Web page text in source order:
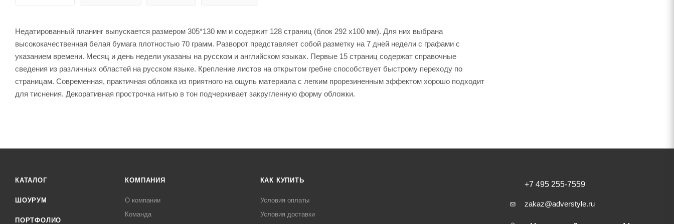
Недатированный планинг выпускается размером 305*130 мм и содержит 128 страниц (блок 292 х100 мм). Для них выбрана
высококачественная белая бумага плотностью 70 грамм. Разворот представляет собой разметку на 7 дней недели с графами с
указанием времени. Месяц и день недели указаны на русском и английском языках. Первые 15 страниц содержат справочные
сведения из различных областей на русском языке. Крепление листов на открытом гребне способствует быстрому переходу по
страницам. Современная, практичная обложка из приятного на ощупь материала с легким прорезиненным эффектом хорошо подходит
для тиснения. Декоративная прострочка нитью в тон подчеркивает закругленную форму обложки.
КАТАЛОГ
ШОУРУМ
ПОРТФОЛИО
КОМПАНИЯ
О компании
Команда
КАК КУПИТЬ
Условия оплаты
Условия доставки
+7 495 255-7559
zakaz@adverstyle.ru